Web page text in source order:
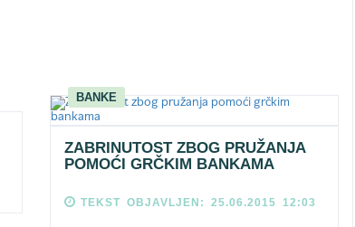
BANKE
ZABRINUTOST ZBOG PRUŽANJA
POMOĆI GRČKIM BANKAMA
TEKST OBJAVLJEN: 25.06.2015 12:03